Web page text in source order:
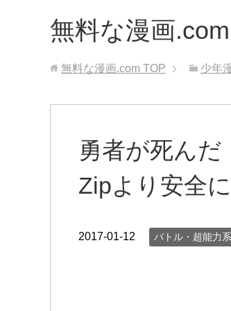
無料な漫画.com
無料な漫画.com TOP 少年
勇者が死んだ
Zipより安全
2017-01-12 バトル・超能力系